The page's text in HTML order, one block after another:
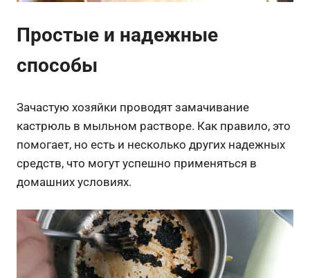
Простые и надежные
способы
Зачастую хозяйки проводят замачивание
кастрюль в мыльном растворе. Как правило, это
помогает, но есть и несколько других надежных
средств, что могут успешно применяться в
домашних условиях.